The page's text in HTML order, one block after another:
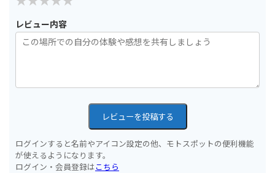
レビュー内容
レビューを投稿する
ログインすると名前やアイコン設定の他、モトスポットの便利機能
が使えるようになります。
ログイン・会員登録はこちら